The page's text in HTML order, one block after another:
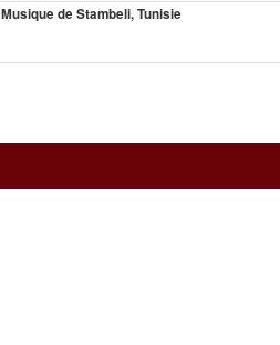
Musique de Stambeli, Tunisie